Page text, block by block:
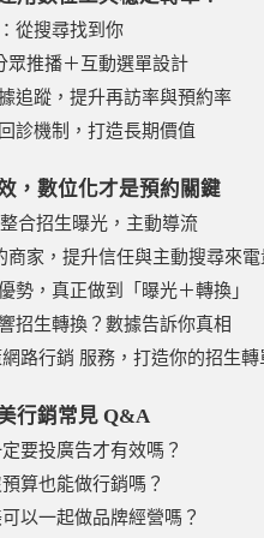
從搜尋找到你
眾推播＋互動選單設計
追蹤，提升再訪率與預約率
診機制，打造長期價值
，數位化才是預約關鍵
合招生曝光，主動導流
商家，提升信任與主動搜尋來電
勢，真正做到「曝光＋轉換」
招生轉換？數據告訴你真相
路行銷 服務，打造你的招生轉
行銷常見 Q&A
要投廣告才有效嗎？
算也能做行銷嗎？
以一起做品牌經營嗎？